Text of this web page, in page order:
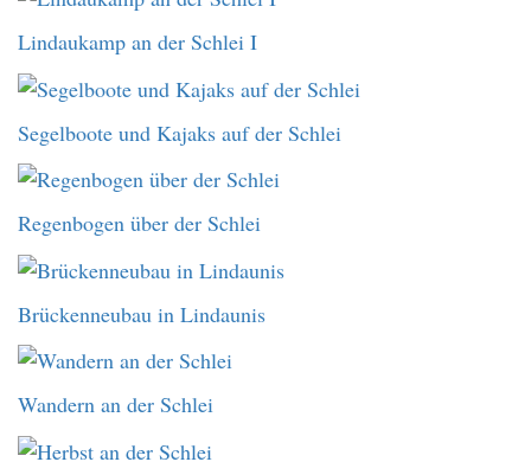
Lindaukamp an der Schlei I
Segelboote und Kajaks auf der Schlei
Regenbogen über der Schlei
Brückenneubau in Lindaunis
Wandern an der Schlei